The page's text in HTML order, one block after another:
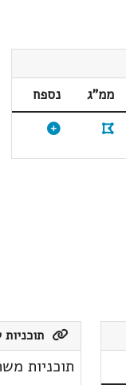
ממ"ג
נספח
תוכניות